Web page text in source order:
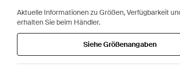
Aktuelle Informationen zu Größen, Verfügbarkeit
erhalten Sie beim Händler.
Siehe Größenangaben